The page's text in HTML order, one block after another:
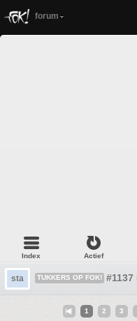
forum
Index Actief
sta TUKKERS OP FOK!
1 2 3